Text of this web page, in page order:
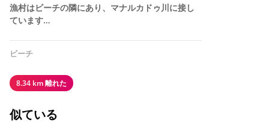
漁村はビーチの隣にあり、マナルカドゥ川に接し
ています…
ビーチ
8.34 km 離れた
似ている